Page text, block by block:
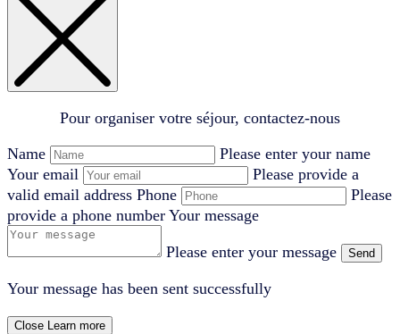
Pour organiser votre séjour, contactez-nous
Name
Please enter your name
Your email
Please provide a
valid email address Phone
Please
provide a phone number Your message
Please enter your message Send
Your message has been sent successfully
Close Learn more